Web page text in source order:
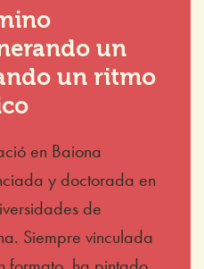
un
un ritmo
en Baiona
y doctorada en
de
Siempre vinculada